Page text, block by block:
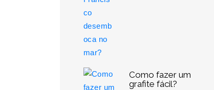
Como fazer um
grafite fácil?